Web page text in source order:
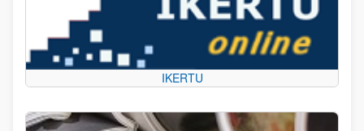
IKERTU